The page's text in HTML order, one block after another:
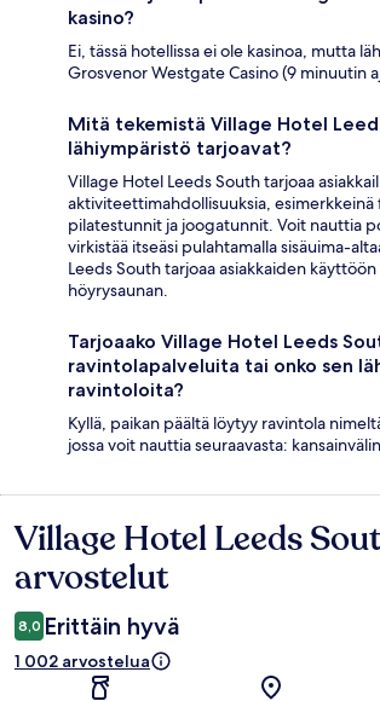
kasino?
Ei, tässä hotellissa ei ole kasinoa, mutta
Grosvenor Westgate Casino (9 minuutin
Mitä tekemistä Village Hotel
lähiympäristö tarjoavat?
Village Hotel Leeds South tarjoaa
aktiviteettimahdollisuuksia,
pilatestunnit ja joogatunnit. Voit nauttia
virkistää itseäsi pulahtamalla sisäuima-
Leeds South tarjoaa asiakkaiden käyttöön
höyrysaunan.
Tarjoaako Village Hotel Leeds
ravintolapalveluita tai onko sen
ravintoloita?
Kyllä, paikan päältä löytyy ravintola
jossa voit nauttia seuraavasta:
Arvostelut
Village Hotel Leeds
arvostelut
8,0 Erittäin hyvä
1 002 arvostelua